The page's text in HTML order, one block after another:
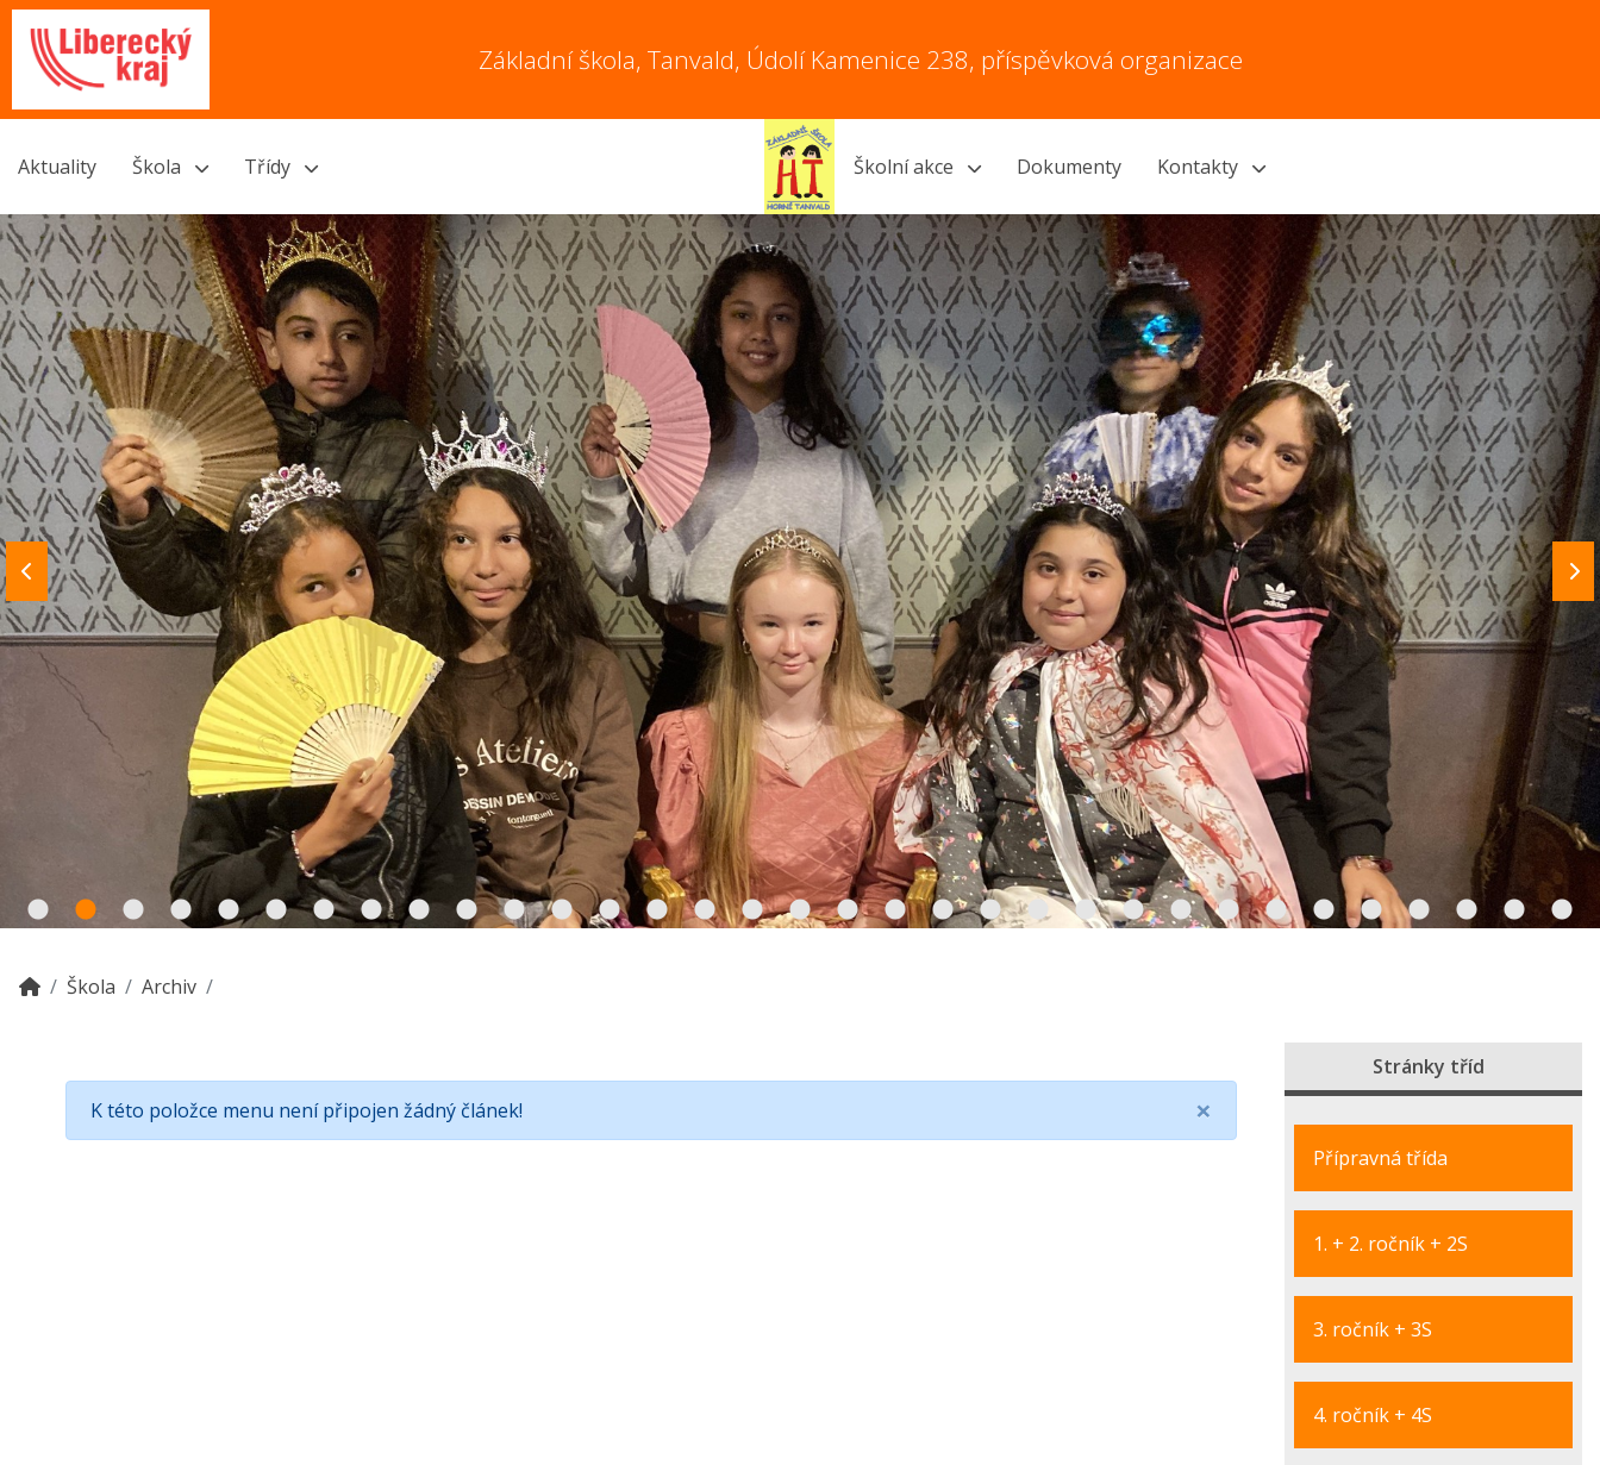
Základní škola, Tanvald, Údolí Kamenice 238, příspěvková organizace
Aktuality Škola Třídy Školní akce Dokumenty Kontakty
Škola Archiv
×
K této položce menu není připojen žádný článek!
Stránky tříd
Přípravná třída
1. + 2. ročník + 2S
3. ročník + 3S
4. ročník + 4S